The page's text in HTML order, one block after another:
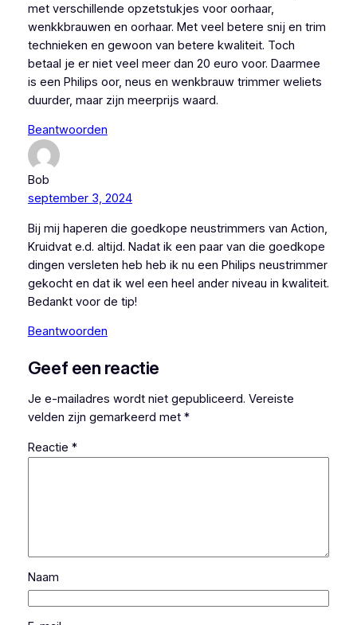
met verschillende opzetstukjes voor oorhaar,
wenkkbrauwen en oorhaar. Met veel betere snij en trim
technieken en gewoon van betere kwaliteit. Toch
betaal je er niet veel meer dan 20 euro voor. Daarmee
is een Philips oor, neus en wenkbrauw trimmer weliets
duurder, maar zijn meerprijs waard.
Beantwoorden
Bob
september 3, 2024
Bij mij haperen die goedkope neustrimmers van Action,
Kruidvat e.d. altijd. Nadat ik een paar van die goedkope
dingen versleten heb heb ik nu een Philips neustrimmer
gekocht en dat ik wel een heel ander niveau in kwaliteit.
Bedankt voor de tip!
Beantwoorden
Geef een reactie
Je e-mailadres wordt niet gepubliceerd. Vereiste
velden zijn gemarkeerd met *
Reactie *
Naam